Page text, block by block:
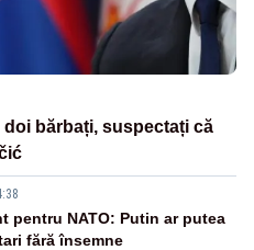
bărbați, suspectați că
pentru NATO: Putin ar putea
fără însemne